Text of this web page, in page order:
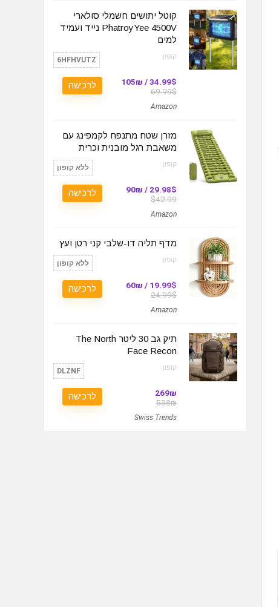
קוטל יתושים חשמלי סולארי
PhatroyYee 4500V נייד ועמיד
למים
קופון: 6HFHVUTZ
34.99$ / 105₪
69.99$
Amazon
לרכישה
מזרן שטח מתנפח לקמפינג עם
משאבת רגל מובנית וכרית
קופון: ללא קופון
29.98$ / 90₪
$42.99
Amazon
לרכישה
מדף תליה דו-שלבי קני רטן ועץ
קופון: ללא קופון
19.99$ / 60₪
24.99$
Amazon
לרכישה
תיק גב 30 ליטר The North
Face Recon
קופון: DLZNF
269₪
538₪
Swiss Trends
לרכישה